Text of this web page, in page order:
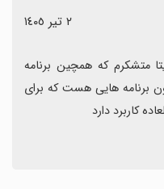
٢ تیر ١٤٠٥
کاربرد دارد